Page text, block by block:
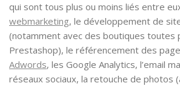
qui sont tous plus ou moins liés entre
webmarketing, le développement de
(notamment avec des boutiques toutes
Prestashop), le référencement des
Adwords, les Google Analytics, l’email
réseaux sociaux, la retouche de photos